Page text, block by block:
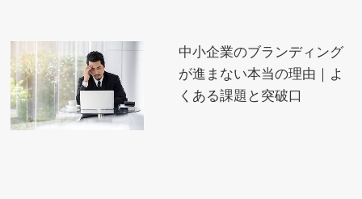
中小企業のブランディング
が進まない本当の理由｜よ
くある課題と突破口